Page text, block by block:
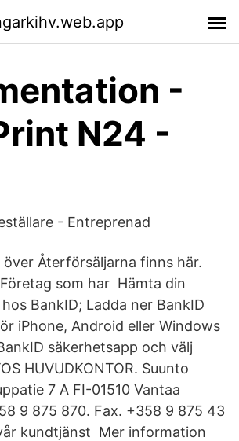
-
N24 -
- Entreprenad
Återförsäljarna finns här.
som har Hämta din
BankID; Ladda ner BankID
iPhone, Android eller Windows
säkerhetsapp och välj
HUVUDKONTOR. Suunto
7 A FI-01510 Vantaa
9 875 870. Fax. +358 9 875 43
kundtjänst Mer information